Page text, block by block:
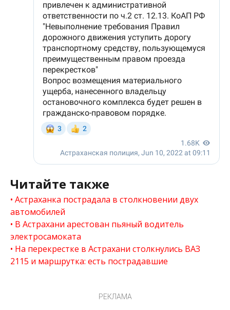
Читайте также
Астраханка пострадала в столкновении двух
автомобилей
В Астрахани арестован пьяный водитель
электросамоката
На перекрестке в Астрахани столкнулись ВАЗ
2115 и маршрутка: есть пострадавшие
РЕКЛАМА